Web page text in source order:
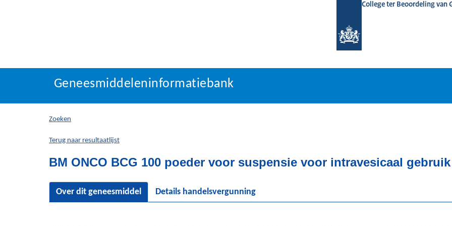
College ter Beoordeling van
Geneesmiddeleninformatiebank
U
hier:
Geneesmiddeleninformatiebank
Zoeken
Terug naar resultaatlijst
BM ONCO BCG 100 poeder voor suspensie voor intravesicaal gebruik
Over dit geneesmiddel Details handelsvergunning